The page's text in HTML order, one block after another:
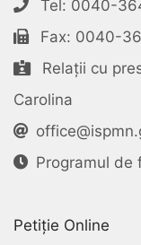
Tel: 0040-
Fax: 0040-
Relații cu
Carolina
Programul de
Petiție Online